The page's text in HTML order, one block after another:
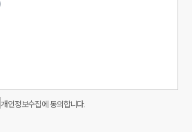
개인정보수집에 동의합니다.